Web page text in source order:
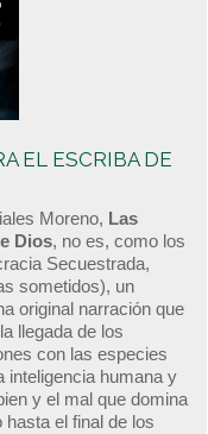
EL ESCRIBA DE
Moreno, Las
Dios, no es, como los
Secuestrada,
sometidos), un
original narración que
llegada de los
con las especies
inteligencia humana y
y el mal que domina
el final de los